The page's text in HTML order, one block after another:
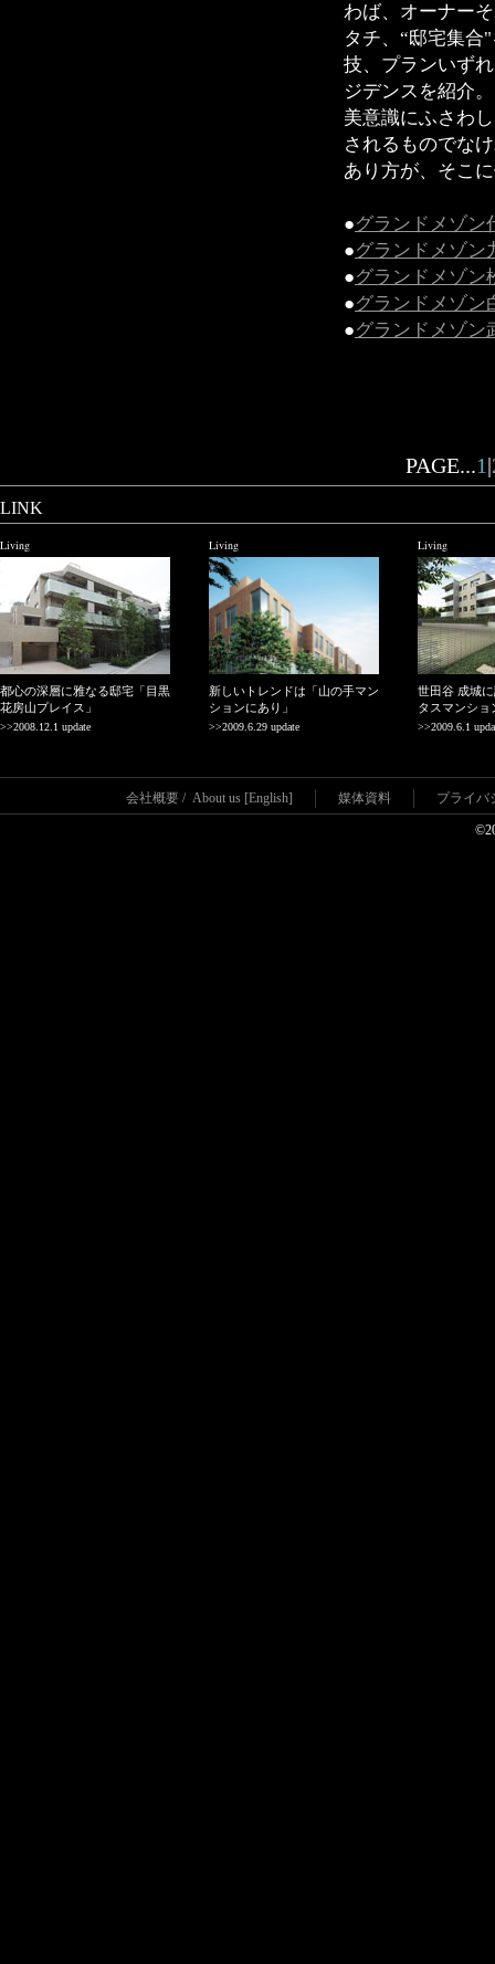
わば、オーナー
タチ、“邸宅集合
技、プランいず
ジデンスを紹介
美意識にふさわ
されるものでな
あり方が、そこ
●グランドメゾン
●グランドメゾン
●グランドメゾン
●グランドメゾン
●グランドメゾン
PAGE...1|
LINK
Living
都心の深層に雅なる邸宅「目黒
花房山プレイス」
>>2008.12.1 update
Living
新しいトレンドは「山の手マン
ションにあり」
>>2009.6.29 update
Living
世田谷 成城
タスマンショ
>>2009.6.1
会社概要 / About us [English] 媒体資料 プライバ